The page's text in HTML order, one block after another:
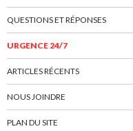
QUESTIONS ET RÉPONSES
URGENCE 24/7
ARTICLES RÉCENTS
NOUS JOINDRE
PLAN DU SITE